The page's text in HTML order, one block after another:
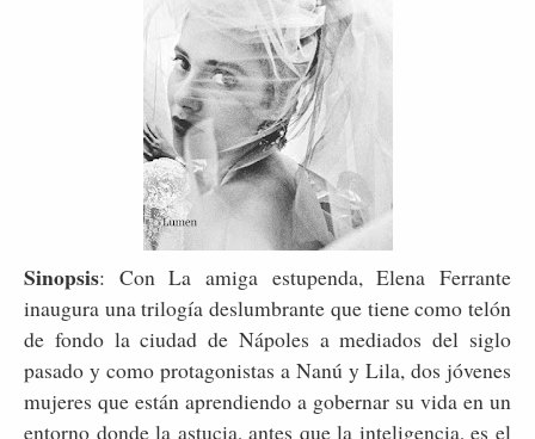
Sinopsis: Con La amiga estupenda, Elena Ferrante
inaugura una trilogía deslumbrante que tiene como telón
de fondo la ciudad de Nápoles a mediados del siglo
pasado y como protagonistas a Nanú y Lila, dos jóvenes
mujeres que están aprendiendo a gobernar su vida en un
entorno donde la astucia, antes que la inteligencia, es el